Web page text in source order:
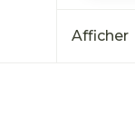
Afficher